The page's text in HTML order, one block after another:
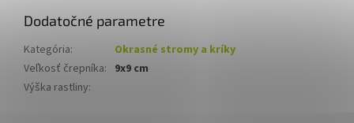
Dodatočné parametre
Kategória:
Okrasné stromy a kríky
Veľkosť črepníka: 9x9 cm
Výška rastliny: